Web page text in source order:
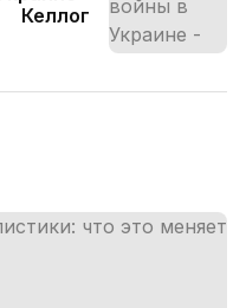
Келлог